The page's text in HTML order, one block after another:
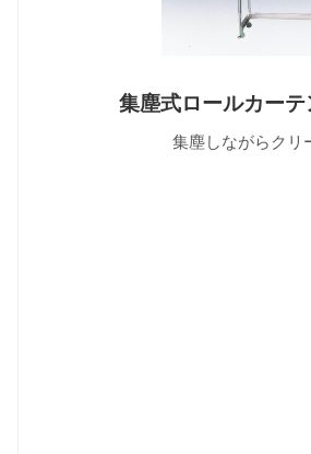
集塵式ロールカー
集塵しながらクリ